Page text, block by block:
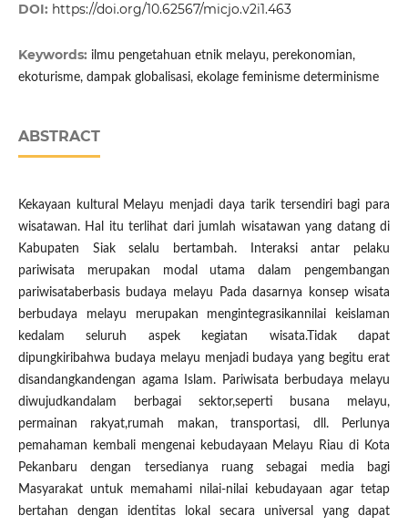
DOI: https://doi.org/10.62567/micjo.v2i1.463
Keywords: ilmu pengetahuan etnik melayu, perekonomian,
ekoturisme, dampak globalisasi, ekolage feminisme determinisme
ABSTRACT
Kekayaan kultural Melayu menjadi daya tarik tersendiri bagi para
wisatawan. Hal itu terlihat dari jumlah wisatawan yang datang di
Kabupaten Siak selalu bertambah. Interaksi antar pelaku
pariwisata merupakan modal utama dalam pengembangan
pariwisataberbasis budaya melayu Pada dasarnya konsep wisata
berbudaya melayu merupakan mengintegrasikannilai keislaman
kedalam seluruh aspek kegiatan wisata.Tidak dapat
dipungkiribahwa budaya melayu menjadi budaya yang begitu erat
disandangkandengan agama Islam. Pariwisata berbudaya melayu
diwujudkandalam berbagai sektor,seperti busana melayu,
permainan rakyat,rumah makan, transportasi, dll. Perlunya
pemahaman kembali mengenai kebudayaan Melayu Riau di Kota
Pekanbaru dengan tersedianya ruang sebagai media bagi
Masyarakat untuk memahami nilai-nilai kebudayaan agar tetap
bertahan dengan identitas lokal secara universal yang dapat